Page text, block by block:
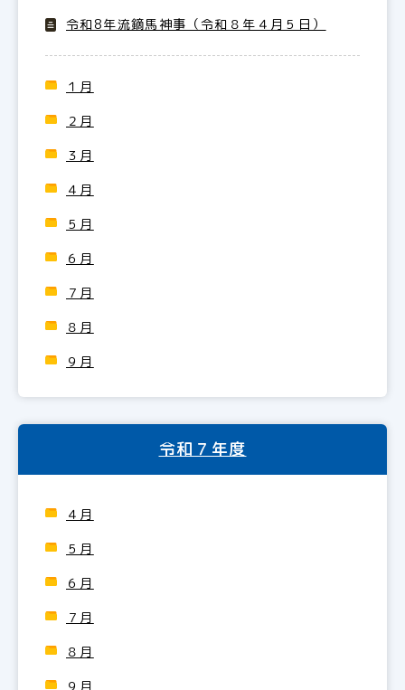
令和8年流鏑馬神事（令和８年４月５日）
１月
２月
３月
４月
５月
６月
７月
８月
９月
令和７年度
４月
５月
６月
７月
８月
９月